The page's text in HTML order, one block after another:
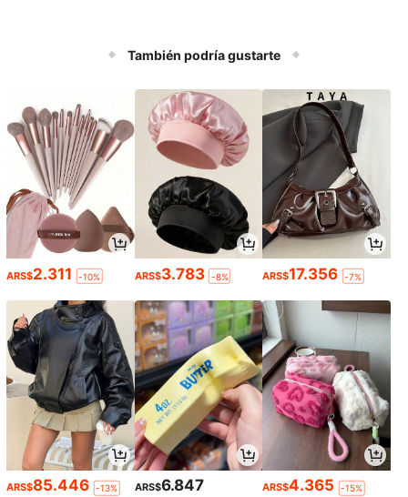
También podría gustarte
ARS$2.311 -10% ARS$3.783 -8% ARS$17.356 -7%
ARS$85.446 -13% ARS$6.847 ARS$4.365 -15%